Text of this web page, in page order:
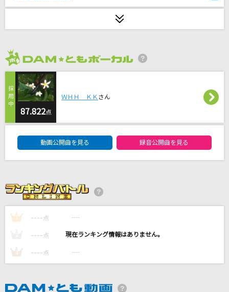
HOWEVER
R Sound Design
スターダスト
ジャスミンの丘
ルヴァ(関俊彦)
「ひとりで生きられそう」って それってねえ、
褒めているの?
愛のかたまり
KinKi Kids
Official髭男dism
87.822点
ＷＨＨ ＫＫ さん
動画公開曲を見る 録音公開曲を見る
1 ---- 点 ----
---- 点 ----
3 ---- 点 ----